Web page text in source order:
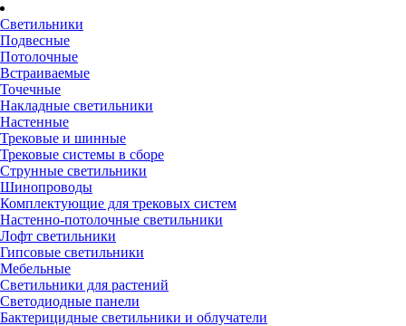
Светильники
Подвесные
Потолочные
Встраиваемые
Точечные
Накладные светильники
Настенные
Трековые и шинные
Трековые системы в сборе
Струнные светильники
Шинопроводы
Комплектующие для трековых систем
Настенно-потолочные светильники
Лофт светильники
Гипсовые светильники
Мебельные
Светильники для растений
Светодиодные панели
Бактерицидные светильники и облучатели